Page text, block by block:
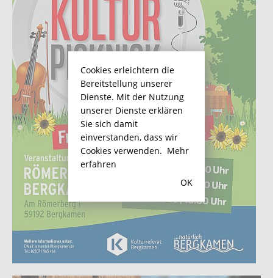
Cookies erleichtern die
Bereitstellung unserer
Dienste. Mit der Nutzung
unserer Dienste erklären
Sie sich damit
einverstanden, dass wir
Cookies verwenden. Mehr
erfahren
OK